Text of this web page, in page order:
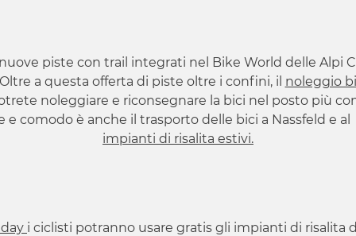
piste con trail integrati nel Bike World delle Alpi
a questa offerta di piste oltre i confini, il noleggio
noleggiare e riconsegnare la bici nel posto più
comodo è anche il trasporto delle bici a Nassfeld e
impianti di risalita estivi.
i ciclisti potranno usare gratis gli impianti di risalita